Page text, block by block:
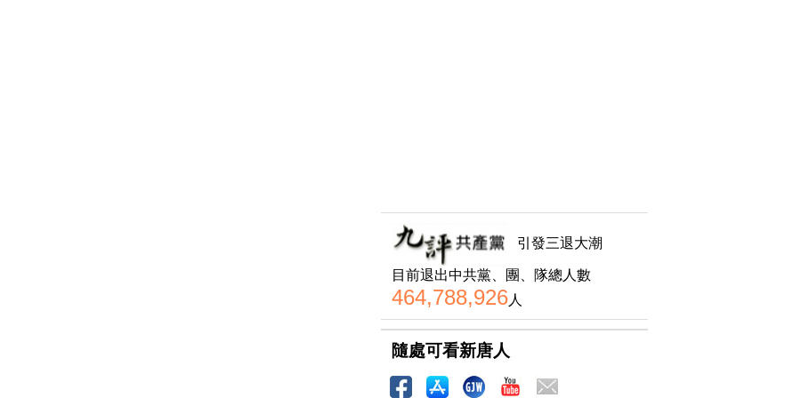
引發三退大潮
目前退出中共黨、團、隊總人數
464,788,926人
隨處可看新唐人